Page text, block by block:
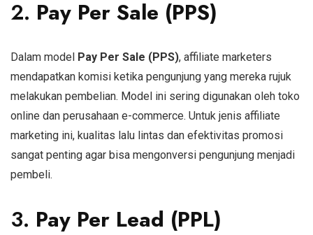
2. Pay Per Sale (PPS)
Dalam model Pay Per Sale (PPS), affiliate marketers
mendapatkan komisi ketika pengunjung yang mereka rujuk
melakukan pembelian. Model ini sering digunakan oleh toko
online dan perusahaan e-commerce. Untuk jenis affiliate
marketing ini, kualitas lalu lintas dan efektivitas promosi
sangat penting agar bisa mengonversi pengunjung menjadi
pembeli.
3. Pay Per Lead (PPL)